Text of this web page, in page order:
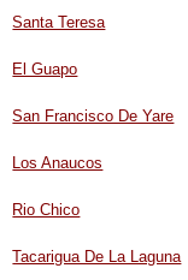
Santa Teresa
El Guapo
San Francisco De Yare
Los Anaucos
Rio Chico
Tacarigua De La Laguna